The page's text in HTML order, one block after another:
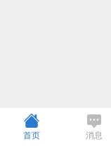
首页 消息